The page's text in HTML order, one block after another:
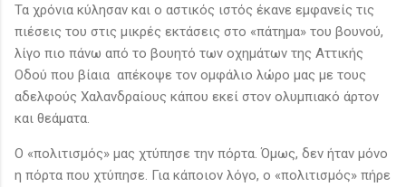
Τα χρόνια κύλησαν και ο αστικός ιστός έκανε εμφανείς τις
πιέσεις του στις μικρές εκτάσεις στο «πάτημα» του βουνού,
λίγο πιο πάνω από το βουητό των οχημάτων της Αττικής
Οδού που βίαια απέκοψε τον ομφάλιο λώρο μας με τους
αδελφούς Χαλανδραίους κάπου εκεί στον ολυμπιακό άρτον
και θεάματα.
Ο «πολιτισμός» μας χτύπησε την πόρτα. Όμως, δεν ήταν μόνο
η πόρτα που χτύπησε. Για κάποιον λόγο, ο «πολιτισμός» πήρε